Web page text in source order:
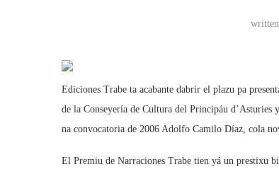
Ediciones Trabe ta acabante dabrir el plazu pa
de la Conseyería de Cultura del Principáu
na convocatoria de 2006 Adolfo Camilo Díaz, cola
El Premiu de Narraciones Trabe tien yá un prestixu